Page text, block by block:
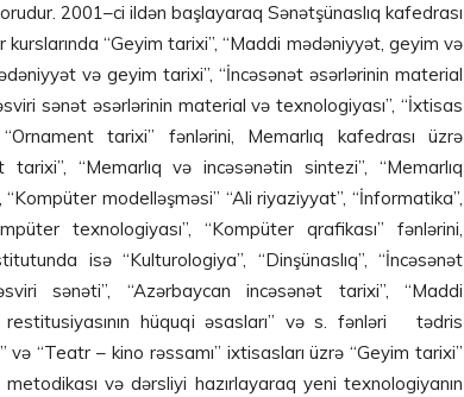
2001–ci ildən başlayaraq Sənətşünaslıq kafedrası
“Geyim tarixi”, “Maddi mədəniyyət, geyim və
və geyim tarixi”, “İncəsənət əsərlərinin material
sənət əsərlərinin material və texnologiyası”, “İxtisas
tarixi” fənlərini, Memarlıq kafedrası üzrə
tarixi”, “Memarlıq və incəsənətin sintezi”, “Memarlıq
“Kompüter modelləşməsi” “Ali riyaziyyat”, “İnformatika”,
texnologiyası”, “Kompüter qrafikası” fənlərini,
isə “Kulturologiya”, “Dinşünaslıq”, “İncəsənət
sənəti”, “Azərbaycan incəsənət tarixi”, “Maddi
restitusiyasının hüquqi əsasları” və s. fənləri tədris
və “Teatr – kino rəssamı” ixtisasları üzrə “Geyim tarixi”
və dərsliyi hazırlayaraq yeni texnologiyanın